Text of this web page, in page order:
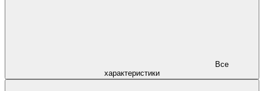
характеристики